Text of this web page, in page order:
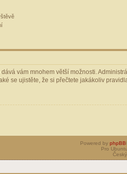
vám mnohem větší možnosti.
se ujistěte, že si přečtete jakákoliv
Powered by phpBB
Pro